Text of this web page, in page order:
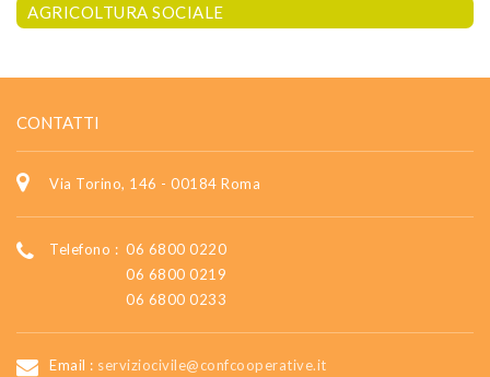
AGRICOLTURA SOCIALE
CONTATTI
Via Torino, 146 - 00184 Roma
Telefono : 06 6800 0220
06 6800 0219
06 6800 0233
Email : serviziocivile@confcooperative.it